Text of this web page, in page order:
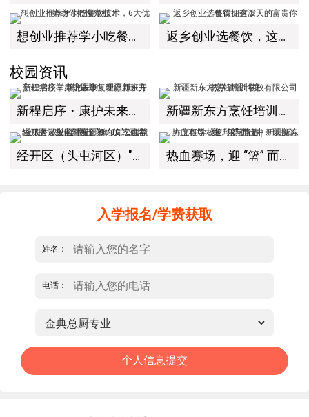
想创业推荐学小吃餐饮技术，6大优势助你把握先机！ 返乡创业选餐饮，这泼天的富贵你值得拥有！
校园资讯
新程启序・康护未来｜新疆新东方烹饪学校举办中医康复理疗师班开幕仪式！ 新疆新东方烹饪培训学校有限公司教学管理制度
经开区（头屯河区）"3+10"公共就业服务进校园暨新疆新东方烹饪学校人才双选会+校企签约仪式圆满举行 热血赛场，迎 “篮” 而上｜新疆新东方烹饪学校篮球赛进行中！以技筑梦，乐享青春
入学报名/学费获取
姓名：
电话：